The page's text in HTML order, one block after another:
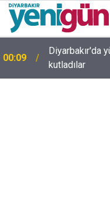
23:36 Diyarbakır'da